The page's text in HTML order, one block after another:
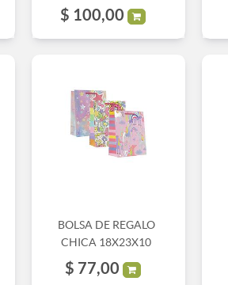
$ 100,00
BOLSA DE REGALO
CHICA 18X23X10
$ 77,00